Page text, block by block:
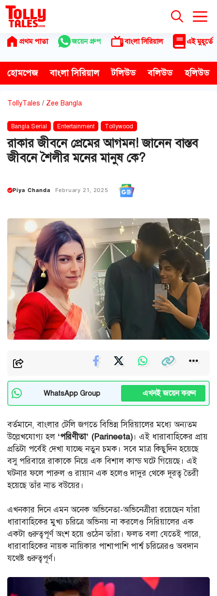
Skip
content
প্রথম পাতা জয়েন গ্রুপ বাংলা সিরিয়াল এই মুহূর্তে
হোমপেজ বাংলা সিরিয়াল টলিউড বলিউড হলিউড
TollyTales / Zee Bangla
Bangla Serial Entertainment Tollywood
রাকার জীবনে প্রেমের আগমন! জানেন বাস্তব
জীবনে শৈলীর মনের মানুষ কে?
Piya Chanda February 21, 2025
WhatsApp Group এখনই জয়েন করুন
বর্তমানে, বাংলার টেলি জগতে বিভিন্ন সিরিয়ালের মধ্যে অন্যতম
উল্লেখযোগ্য হল ‘পরিণীতা’ (Parineeta)। এই ধারাবাহিকের প্রায়
প্রতিটা পর্বেই দেখা যাচ্ছে নতুন চমক। সবে মাত্র কিছুদিন হয়েছে
বসু পরিবারে রাকাকে নিয়ে এক বিশাল কান্ড ঘটে গিয়েছে। এই
ঘটনার ফলে পারুল ও রায়ান এক হলেও দাদুর থেকে দূরত্ব তৈরী
হয়েছে তাঁর নাত বউয়ের।
এখনকার দিনে এমন অনেক অভিনেতা-অভিনেত্রীরা রয়েছেন যাঁরা
ধারাবাহিকের মুখ্য চরিত্রে অভিনয় না করলেও সিরিয়ালের এক
একটা গুরুত্বপূর্ণ অংশ হয়ে ওঠেন তাঁরা। ফলত বলা যেতেই পারে,
ধারাবাহিকের নায়ক নায়িকার পাশাপাশি পার্শ্ব চরিত্রেরও অবদান
যথেষ্ট গুরুত্বপূর্ণ।